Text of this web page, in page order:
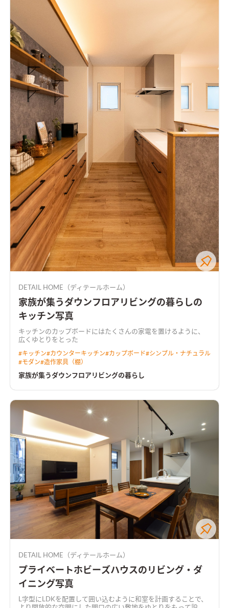
DETAIL HOME（ディテールホーム）
家族が集うダウンフロアリビングの暮らしの
キッチン写真
キッチンのカップボードにはたくさんの家電を置けるように、
広くゆとりをとった
#キッチン#カウンターキッチン#カップボード#シンプル・ナチュラル
#モダン#造作家具（棚）
家族が集うダウンフロアリビングの暮らし
DETAIL HOME（ディテールホーム）
プライベートホビーズハウスのリビング・ダ
イニング写真
L字型にLDKを配置して囲い込むように和室を計画することで、